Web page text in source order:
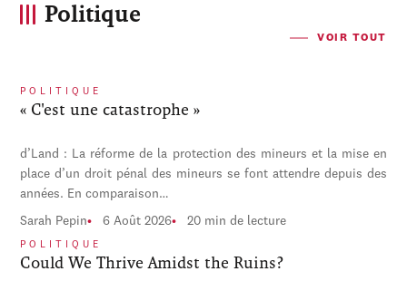
Politique
VOIR TOUT
POLITIQUE
« C'est une catastrophe »
d’Land : La réforme de la protection des mineurs et la mise en
place d’un droit pénal des mineurs se font attendre depuis des
années. En comparaison…
Sarah Pepin 6 Août 2026 20 min de lecture
POLITIQUE
Could We Thrive Amidst the Ruins?